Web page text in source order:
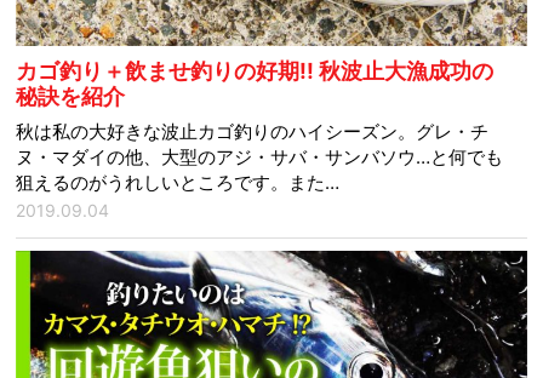
カゴ釣り＋飲ませ釣りの好期!! 秋波止大漁成功の
秘訣を紹介
秋は私の大好きな波止カゴ釣りのハイシーズン。グレ・チ
ヌ・マダイの他、大型のアジ・サバ・サンバソウ…と何でも
狙えるのがうれしいところです。また…
2019.09.04